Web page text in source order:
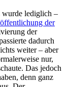
wurde lediglich –
der
der
dadurch
weiter – aber
nur,
Das jedoch
denn ganz